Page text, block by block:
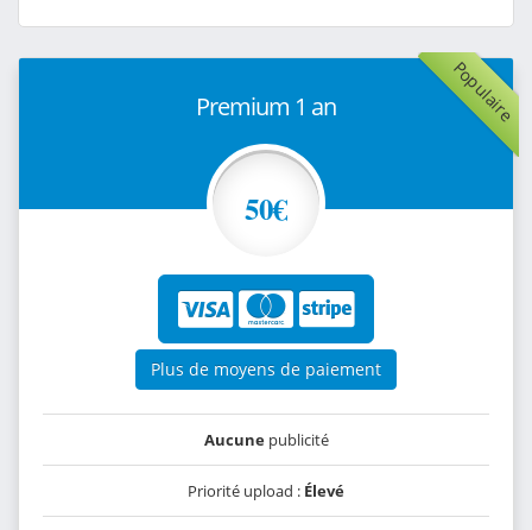
Populaire
Premium 1 an
50€
Plus de moyens de paiement
Aucunepublicité
Priorité upload : Élevé